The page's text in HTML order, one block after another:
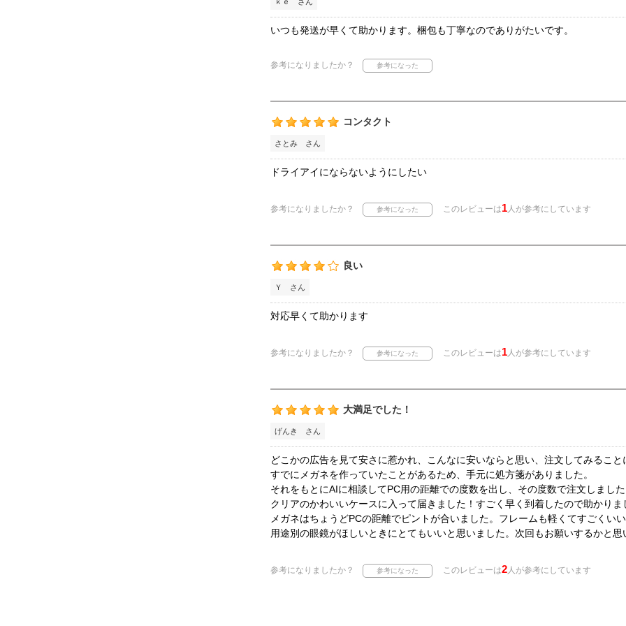
いつも発送が早くて助かります。梱包も丁寧なのでありがたいです。
参考になりましたか？
コンタクト
さとみ さん
ドライアイにならないようにしたい
参考になりましたか？ このレビューは1人が参考にしています
良い
Ｙ さん
対応早くて助かります
参考になりましたか？ このレビューは1人が参考にしています
大満足でした！
げんき さん
どこかの広告を見て安さに惹かれ、こんなに安いならと思い、注文してみること
すでにメガネを作っていたことがあるため、手元に処方箋がありました。
それをもとにAIに相談してPC用の距離での度数を出し、その度数で注文しました
クリアのかわいいケースに入って届きました！すごく早く到着したので助かりま
メガネはちょうどPCの距離でピントが合いました。フレームも軽くてすごくいい
用途別の眼鏡がほしいときにとてもいいと思いました。次回もお願いするかと思
参考になりましたか？ このレビューは2人が参考にしています